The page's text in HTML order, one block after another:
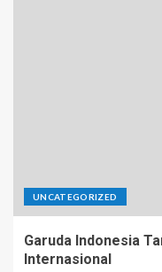
UNCATEGORIZED
Garuda Indonesia
Internasional